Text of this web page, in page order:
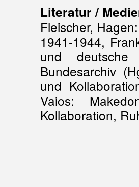
Literatur /
Fleischer,
1941-1944,
und
Bundesarchiv
und
Vaios:
Kollaboration,